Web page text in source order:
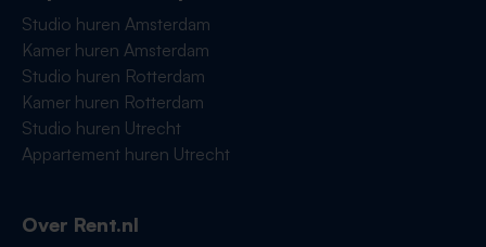
Studio huren Amsterdam
Kamer huren Amsterdam
Studio huren Rotterdam
Kamer huren Rotterdam
Studio huren Utrecht
Appartement huren Utrecht
Over Rent.nl